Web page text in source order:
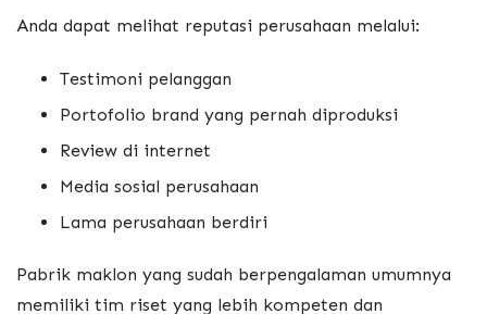
Anda dapat melihat reputasi perusahaan melalui:
Testimoni pelanggan
Portofolio brand yang pernah diproduksi
Review di internet
Media sosial perusahaan
Lama perusahaan berdiri
Pabrik maklon yang sudah berpengalaman umumnya
memiliki tim riset yang lebih kompeten dan